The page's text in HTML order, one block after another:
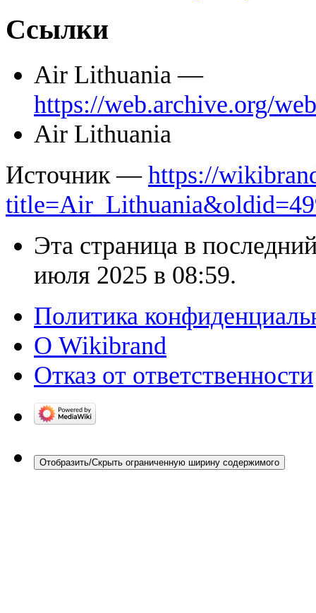
Ссылки
Air Lithuania —
https://web.archive.org/
Air Lithuania
Источник — https://
Эта страница в
июля 2025 в 08:59.
Политика
О Wikibrand
Отказ от ответственности
Отобразить/Скрыть ограниченную ширину содержимого